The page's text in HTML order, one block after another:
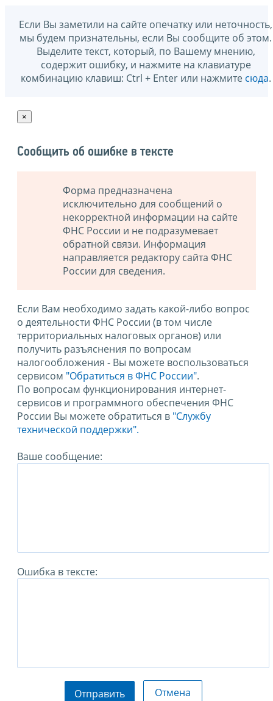
Если Вы заметили на сайте опечатку или неточность,
мы будем признательны, если Вы сообщите об этом.
Выделите текст, который, по Вашему мнению,
содержит ошибку, и нажмите на клавиатуре
комбинацию клавиш: Ctrl + Enter или нажмите сюда.
×
Сообщить об ошибке в тексте
Форма предназначена
исключительно для сообщений о
некорректной информации на сайте
ФНС России и не подразумевает
обратной связи. Информация
направляется редактору сайта ФНС
России для сведения.
Если Вам необходимо задать какой-либо вопрос
о деятельности ФНС России (в том числе
территориальных налоговых органов) или
получить разъяснения по вопросам
налогообложения - Вы можете воспользоваться
сервисом "Обратиться в ФНС России".
По вопросам функционирования интернет-
сервисов и программного обеспечения ФНС
России Вы можете обратиться в "Службу
технической поддержки".
Ваше сообщение:
Ошибка в тексте:
Отправить Отмена